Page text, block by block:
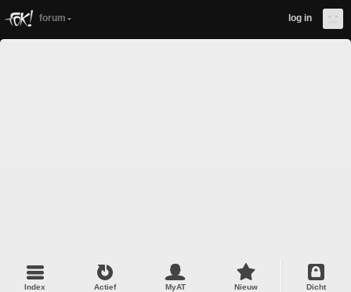
forum log in
Index Actief MyAT Nieuw Dicht